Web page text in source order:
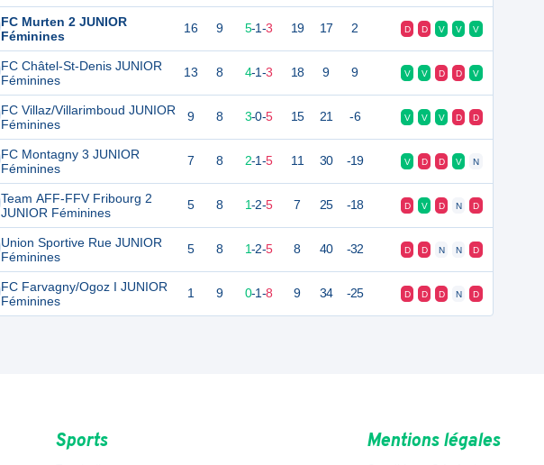
FC Murten 2 JUNIOR
Féminines
FC Châtel-St-Denis JUNIOR
Féminines
FC Villaz/Villarimboud JUNIOR
Féminines
FC Montagny 3 JUNIOR
Féminines
Team AFF-FFV Fribourg 2
JUNIOR Féminines
Union Sportive Rue JUNIOR
Féminines
FC Farvagny/Ogoz I JUNIOR
Féminines
16 9 5-1-3 19 17 2 D D V V V
13 8 4-1-3 18 9 9 V V D D V
9 8 3-0-5 15 21 -6 V V V D D
7 8 2-1-5 11 30 -19 V D D V N
5 8 1-2-5 7 25 -18 D V D N D
5 8 1-2-5 8 40 -32 D D N N D
1 9 0-1-8 9 34 -25 D D D N D
Sports Mentions légales